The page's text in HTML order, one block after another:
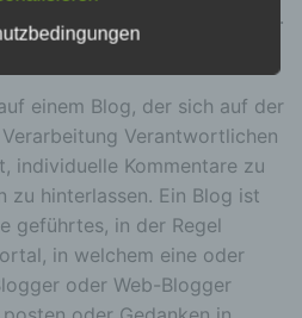
Daten an Dritte.
im Blog auf der
einem Blog, der sich auf der
Verantwortlichen
individuelle Kommentare zu
zu hinterlassen. Ein Blog ist
geführtes, in der Regel
in welchem eine oder
oder Web-Blogger
ensch.de
/ LocalStorage
teilweise so
und
dazu, unser Angebot
und sicherer zu
und SessionStorage ist
ihr Browser Daten